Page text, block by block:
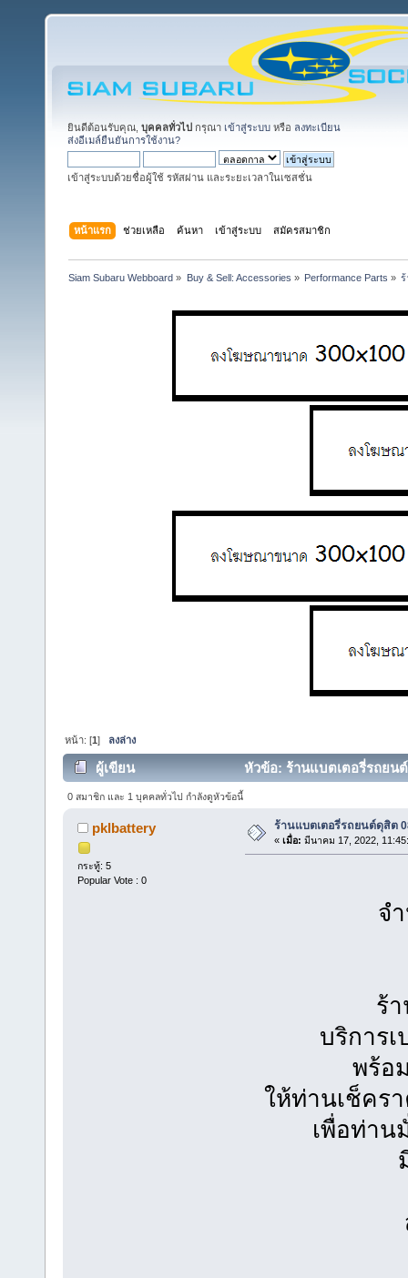
ยินดีต้อนรับคุณ, บุคคลทั่วไป กรุณา เข้าสู่ระบบ หรือ ลงทะเบียน
ส่งอีเมล์ยืนยันการใช้งาน?
เข้าสู่ระบบด้วยชื่อผู้ใช้ รหัสผ่าน และระยะเวลาในเซสชั่น
หน้าแรก ช่วยเหลือ ค้นหา เข้าสู่ระบบ สมัครสมาชิก
Siam Subaru Webboard » Buy & Sell: Accessories » Performance Parts »
หน้า: [1] ลงล่าง
ผู้เขียน หัวข้อ: ร้านแบตเตอรี่รถยน
0 สมาชิก และ 1 บุคคลทั่วไป กำลังดูหัวข้อนี้
pklbattery
กระทู้: 5
Popular Vote : 0
ร้านแบตเตอรี่รถยนต์ดุสิต
« เมื่อ: มีนาคม 17, 2022,
จ
ร้
บริการ
พร้อ
ให้ท่านเช็คร
เพื่อท่าน